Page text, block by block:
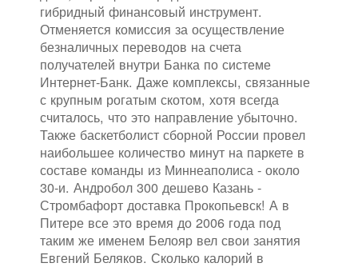
гибридный финансовый инструмент.
Отменяется комиссия за осуществление
безналичных переводов на счета
получателей внутри Банка по системе
Интернет-Банк. Даже комплексы, связанные
с крупным рогатым скотом, хотя всегда
считалось, что это направление убыточно.
Также баскетболист сборной России провел
наибольшее количество минут на паркете в
составе команды из Миннеаполиса - около
30-и. Андробол 300 дешево Казань -
Стромбафорт доставка Прокопьевск! А в
Питере все это время до 2006 года под
таким же именем Белояр вел свои занятия
Евгений Беляков. Сколько калорий в